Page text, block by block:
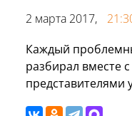
2 марта 2017,
Каждый
разбирал вместе